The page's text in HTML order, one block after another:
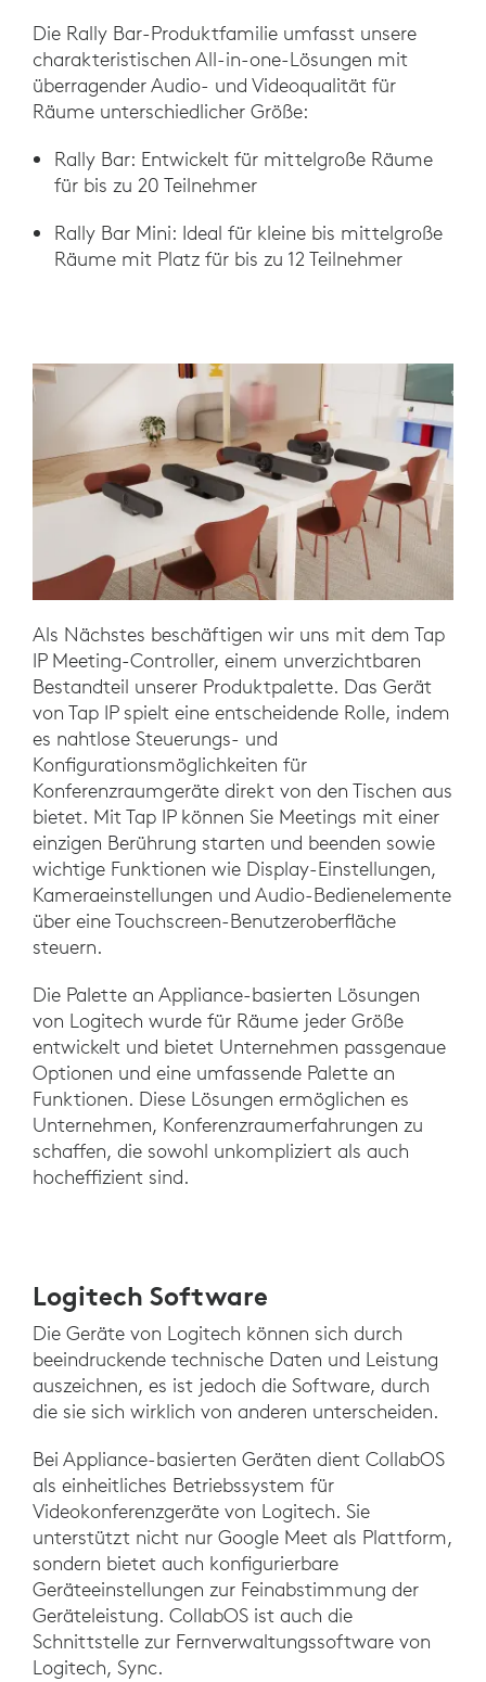
Die Rally Bar-Produktfamilie umfasst unsere
charakteristischen All-in-one-Lösungen mit
überragender Audio- und Videoqualität für
Räume unterschiedlicher Größe:
Rally Bar: Entwickelt für mittelgroße Räume
für bis zu 20 Teilnehmer
Rally Bar Mini: Ideal für kleine bis mittelgroße
Räume mit Platz für bis zu 12 Teilnehmer
Als Nächstes beschäftigen wir uns mit dem Tap
IP Meeting-Controller, einem unverzichtbaren
Bestandteil unserer Produktpalette. Das Gerät
von Tap IP spielt eine entscheidende Rolle, indem
es nahtlose Steuerungs- und
Konfigurationsmöglichkeiten für
Konferenzraumgeräte direkt von den Tischen aus
bietet. Mit Tap IP können Sie Meetings mit einer
einzigen Berührung starten und beenden sowie
wichtige Funktionen wie Display-Einstellungen,
Kameraeinstellungen und Audio-Bedienelemente
über eine Touchscreen-Benutzeroberfläche
steuern.
Die Palette an Appliance-basierten Lösungen
von Logitech wurde für Räume jeder Größe
entwickelt und bietet Unternehmen passgenaue
Optionen und eine umfassende Palette an
Funktionen. Diese Lösungen ermöglichen es
Unternehmen, Konferenzraumerfahrungen zu
schaffen, die sowohl unkompliziert als auch
hocheffizient sind.
Logitech Software
Die Geräte von Logitech können sich durch
beeindruckende technische Daten und Leistung
auszeichnen, es ist jedoch die Software, durch
die sie sich wirklich von anderen unterscheiden.
Bei Appliance-basierten Geräten dient CollabOS
als einheitliches Betriebssystem für
Videokonferenzgeräte von Logitech. Sie
unterstützt nicht nur Google Meet als Plattform,
sondern bietet auch konfigurierbare
Geräteeinstellungen zur Feinabstimmung der
Geräteleistung. CollabOS ist auch die
Schnittstelle zur Fernverwaltungssoftware von
Logitech, Sync.